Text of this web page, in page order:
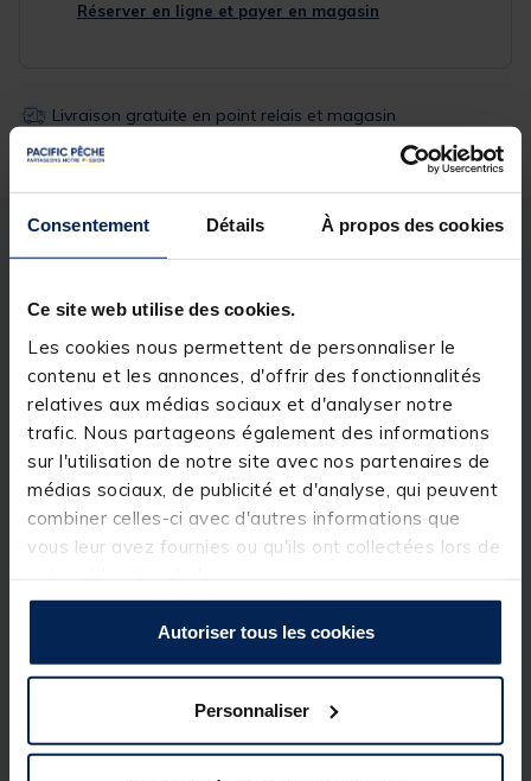
Consentement Détails À propos des cookies
Ce site web utilise des cookies.
Les cookies nous permettent de personnaliser le
contenu et les annonces, d'offrir des fonctionnalités
relatives aux médias sociaux et d'analyser notre
trafic. Nous partageons également des informations
sur l'utilisation de notre site avec nos partenaires de
médias sociaux, de publicité et d'analyse, qui peuvent
combiner celles-ci avec d'autres informations que
vous leur avez fournies ou qu'ils ont collectées lors de
Autoriser tous les cookies
Personnaliser
Réserver en ligne et payer en magasin
Livraison gratuite en point relais et magasin
Retour gratuit, 1 mois pour changer d’avis
Description & détails
Description
Le Set thermomug dlx brew vertest bien un
Thermomug, mais plus celui que vous croyez bien
connaitre. Nous venons de revisiter le Thermomug
RidgeMonkey originel, la version 2 devenant tout
simplement un vrai kit de preparation de boissons
chaudes tout-en-un : le set comprend 3 contenants
étanches conçus pour être parfaitement bien rangés
chocolat ou sucre. Juste parfait pour ceux qui ne
bord de l’eau, ni charrier des boites entières de café,
thé ou sucre.
Couvercles hermétiques et étanches